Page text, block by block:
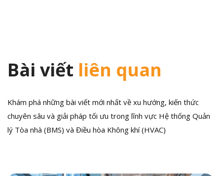
Bài viết liên quan
Khám phá những bài viết mới nhất về xu hướng, kiến thức
chuyên sâu và giải pháp tối ưu trong lĩnh vực Hệ thống Quản
lý Tòa nhà (BMS) và Điều hòa Không khí (HVAC)